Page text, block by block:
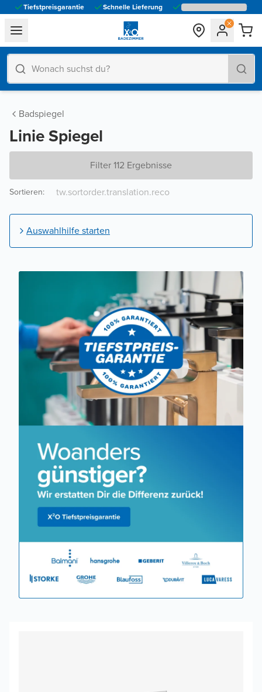
Tiefstpreisgarantie Schnelle Lieferung
general.navigation.toggle_menu.label
Badspiegel
Linie Spiegel
Filter 112 Ergebnisse
Sortieren:
Auswahlhilfe starten